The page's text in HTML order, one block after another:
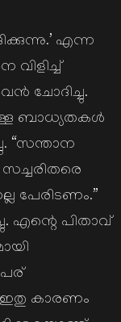
എന്ന
വിളിച്ച്‌
ചോദിച്ചു.
ബാധ്യതകള്‍
“സന്താന
പേരിടണം.”
എന്റെ പിതാവ്‌
ഇതു കാരണം